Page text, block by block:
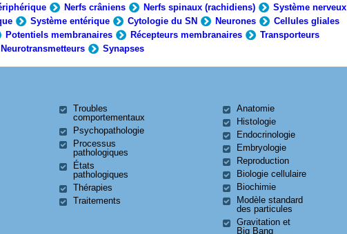
Nerfs crâniens Nerfs spinaux (rachidiens)
Système nerveux
Système entérique Cytologie du SN Neurones
Cellules gliales
Potentiels membranaires Récepteurs membranaires
Transporteurs
Neurotransmetteurs Synapses
Troubles
comportementaux
Psychopathologie
Processus
pathologiques
États
pathologiques
Thérapies
Traitements
Anatomie
Histologie
Endocrinologie
Embryologie
Reproduction
Biologie cellulaire
Biochimie
Modèle standard
des particules
Gravitation et
Big Bang